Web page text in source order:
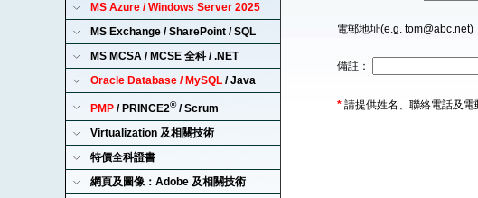
MS Azure / Windows Server 2025
MS Exchange / SharePoint / SQL
MS MCSA / MCSE 全科 / .NET
Oracle Database / MySQL / Java
PMP / PRINCE2®/ Scrum
Virtualization 及相關技術
特價全科證書
網頁及圖像：Adobe 及相關技術
電郵地址(e.g. tom@abc.net)
備註：
* 請提供姓名、聯絡電話及電